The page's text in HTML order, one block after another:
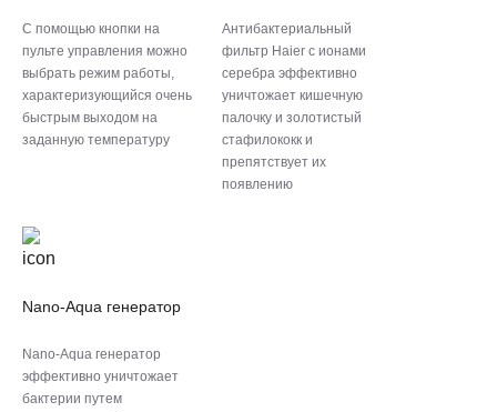
С помощью кнопки на
пульте управления можно
выбрать режим работы,
характеризующийся очень
быстрым выходом на
заданную температуру
Антибактериальный
фильтр Haier с ионами
серебра эффективно
уничтожает кишечную
палочку и золотистый
стафилококк и
препятствует их
появлению
Nano-Aqua генератор
Nano-Aqua генератор
эффективно уничтожает
бактерии путем